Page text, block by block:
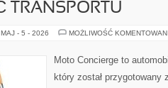
TRANSPORTU
MAJ - 5 - 2026 MOŻLIWOŚĆ
Moto Concierge to
który został przygotowany